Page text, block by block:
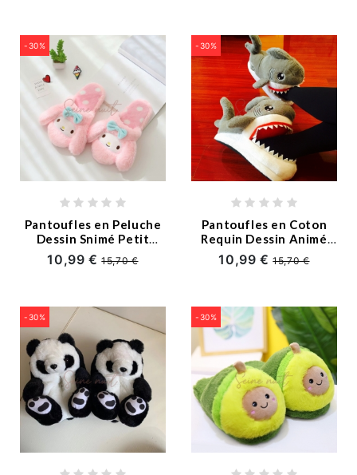
-30%
Pantoufles en Peluche
Dessin Snimé Petit
Diable
10,99 €15,70 €
-30%
Pantoufles en Coton
Requin Dessin Animé
Mignon Femme
10,99 €15,70 €
-30% -30%